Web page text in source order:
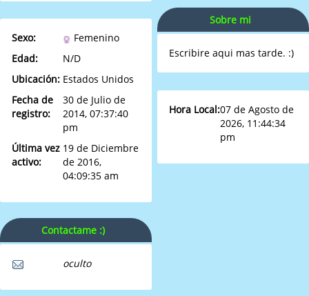
Sexo:
Femenino
Edad:
N/D
Ubicación: Estados Unidos
Fecha de
registro:
30 de Julio de
2014, 07:37:40
pm
Última vez
activo:
19 de Diciembre
de 2016,
04:09:35 am
Contactame :)
oculto
Sobre mi
Escribire aqui mas tarde. :)
Hora Local:07 de Agosto de
2026, 11:44:34
pm